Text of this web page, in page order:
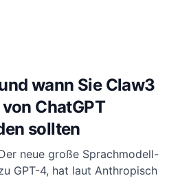
wann Sie Claw3
ChatGPT
sollten
neue große Sprachmodell-
GPT-4, hat laut Anthropisch